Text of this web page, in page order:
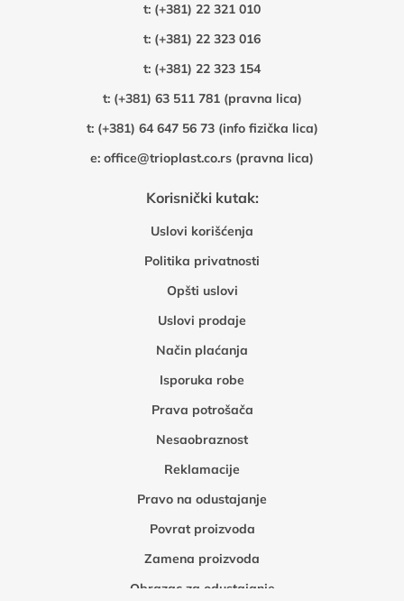
t: (+381) 22 321 010
t: (+381) 22 323 016
t: (+381) 22 323 154
t: (+381) 63 511 781 (pravna lica)
t: (+381) 64 647 56 73 (info fizička lica)
e: office@trioplast.co.rs (pravna lica)
Korisnički kutak:
Uslovi korišćenja
Politika privatnosti
Opšti uslovi
Uslovi prodaje
Način plaćanja
Isporuka robe
Prava potrošača
Nesaobraznost
Reklamacije
Pravo na odustajanje
Povrat proizvoda
Zamena proizvoda
Obrazac za odustajanje